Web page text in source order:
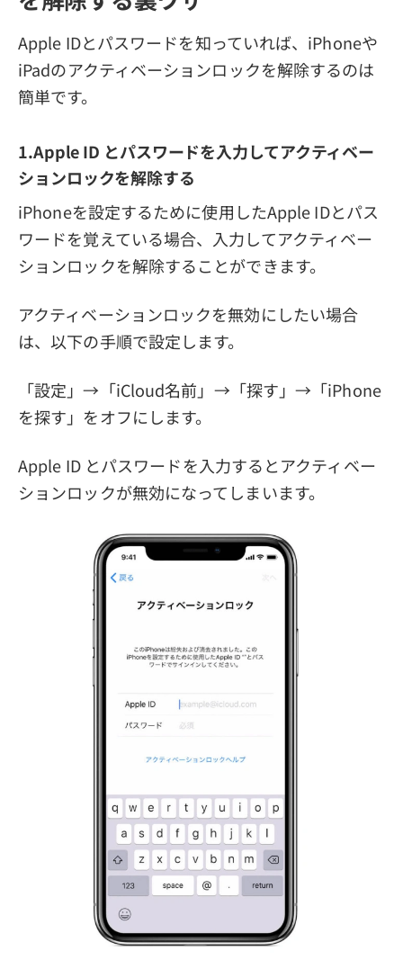
Apple IDとパスワードを知っていれば、iPhoneや
iPadのアクティベーションロックを解除するのは
簡単です。
1.Apple ID とパスワードを入力してアクティベー
ションロックを解除する
iPhoneを設定するために使用したApple IDとパス
ワードを覚えている場合、入力してアクティベー
ションロックを解除することができます。
アクティベーションロックを無効にしたい場合
は、以下の手順で設定します。
「設定」→「iCloud名前」→「探す」→「iPhone
を探す」をオフにします。
Apple ID とパスワードを入力するとアクティベー
ションロックが無効になってしまいます。